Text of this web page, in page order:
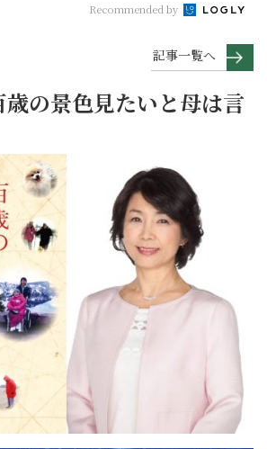
Recommended by
記事一覧へ
の景色見たいと母は言